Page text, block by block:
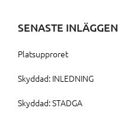
SENASTE INLÄGGEN
Platsupproret
Skyddad: INLEDNING
Skyddad: STADGA